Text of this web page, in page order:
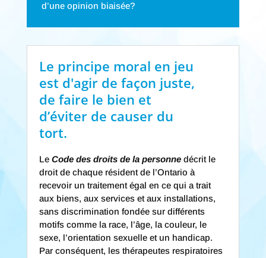
d’une opinion biaisée?
Le principe moral en jeu
est d'agir de façon juste,
de faire le bien et
d’éviter de causer du
tort.
Le Code des droits de la personnedécrit le
droit de chaque résident de l’Ontario à
recevoir un traitement égal en ce qui a trait
aux biens, aux services et aux installations,
sans discrimination fondée sur différents
motifs comme la race, l’âge, la couleur, le
sexe, l’orientation sexuelle et un handicap.
Par conséquent, les thérapeutes respiratoires